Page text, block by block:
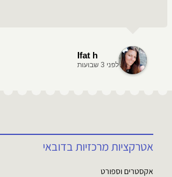
Ifat h
לפני 3 שבועות
אטרקציות מרכזיות בדובאי
אקסטרים וספורט